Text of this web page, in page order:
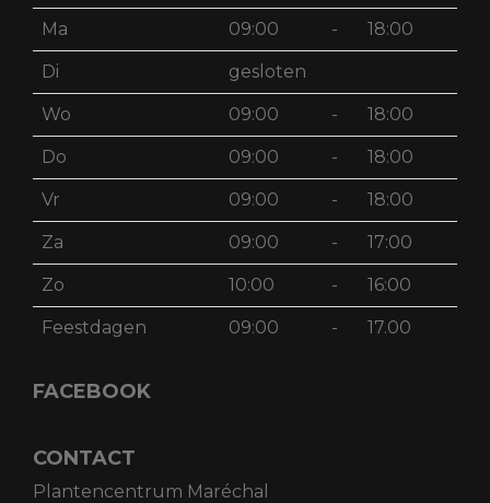
Ma 09:00 - 18:00
Di gesloten
Wo 09:00 - 18:00
Do 09:00 - 18:00
Vr 09:00 - 18:00
Za 09:00 - 17:00
Zo 10:00 - 16:00
Feestdagen 09:00 - 17.00
FACEBOOK
CONTACT
Plantencentrum Maréchal